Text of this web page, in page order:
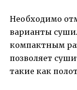
Необходимо
варианты
компактным
позволяет
такие как